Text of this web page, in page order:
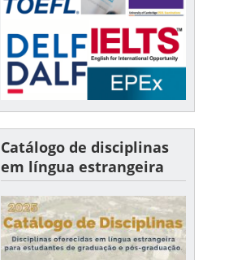
Catálogo de disciplinas
em língua estrangeira